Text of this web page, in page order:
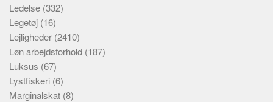
Ledelse (332)
Legetøj (16)
Lejligheder (2410)
Løn arbejdsforhold (187)
Luksus (67)
Lystfiskeri (6)
Marginalskat (8)